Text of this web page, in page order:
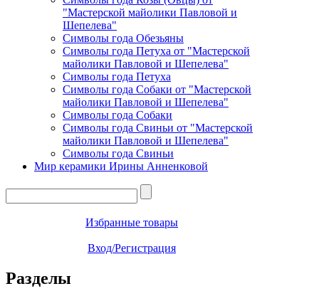
"Мастерской майолики Павловой и
Шепелева"
Символы года Обезьяны
Символы года Петуха от "Мастерской
майолики Павловой и Шепелева"
Символы года Петуха
Символы года Собаки от "Мастерской
майолики Павловой и Шепелева"
Символы года Собаки
Символы года Свиньи от "Мастерской
майолики Павловой и Шепелева"
Символы года Свиньи
Мир керамики Ирины Анненковой
Избранные товары
Вход/Регистрация
Разделы